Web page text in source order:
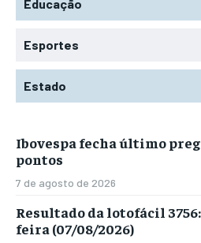
Educação
Esportes
Estado
Ibovespa fecha último
pontos
7 de agosto de 2026
Resultado da lotofácil
feira (07/08/2026)